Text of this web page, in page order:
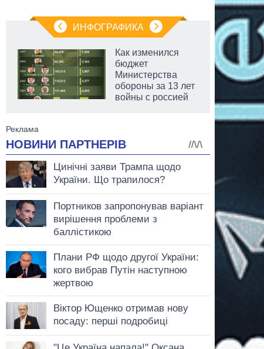
ИНФОГРАФИКА
Как изменился
бюджет
Министерства
обороны за 13 лет
войны с россией